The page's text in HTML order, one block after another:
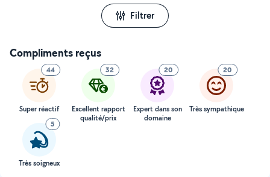
Filtrer
Compliments reçus
44
Super réactif
32
Excellent rapport
qualité/prix
20
Expert dans son
domaine
20
Très sympathique
5
Très soigneux